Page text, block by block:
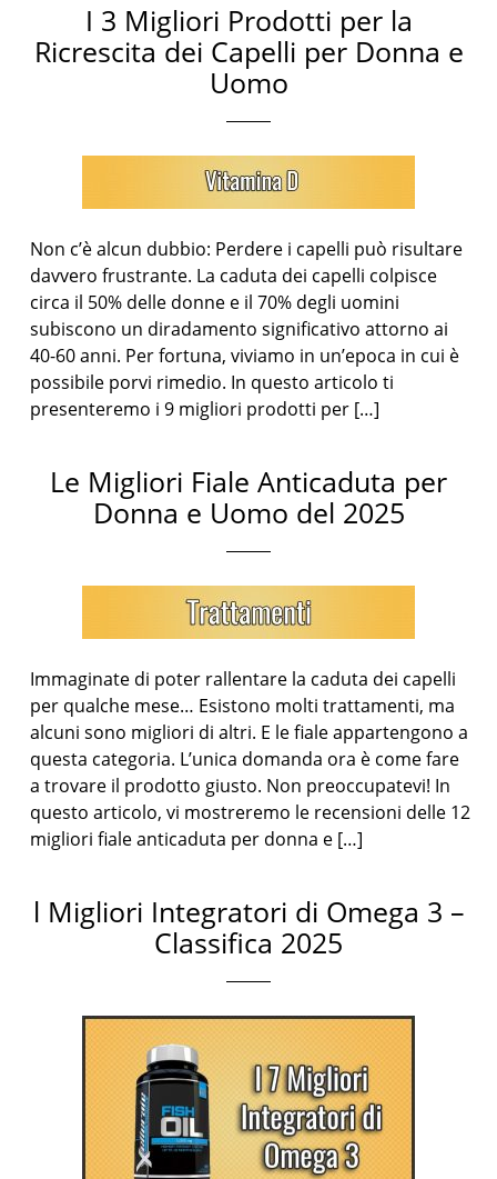
I 3 Migliori Prodotti per la
Ricrescita dei Capelli per Donna e
Uomo
Non c’è alcun dubbio: Perdere i capelli può risultare
davvero frustrante. La caduta dei capelli colpisce
circa il 50% delle donne e il 70% degli uomini
subiscono un diradamento significativo attorno ai
40-60 anni. Per fortuna, viviamo in un’epoca in cui è
possibile porvi rimedio. In questo articolo ti
presenteremo i 9 migliori prodotti per […]
Le Migliori Fiale Anticaduta per
Donna e Uomo del 2025
Immaginate di poter rallentare la caduta dei capelli
per qualche mese… Esistono molti trattamenti, ma
alcuni sono migliori di altri. E le fiale appartengono a
questa categoria. L’unica domanda ora è come fare
a trovare il prodotto giusto. Non preoccupatevi! In
questo articolo, vi mostreremo le recensioni delle 12
migliori fiale anticaduta per donna e […]
l Migliori Integratori di Omega 3 –
Classifica 2025